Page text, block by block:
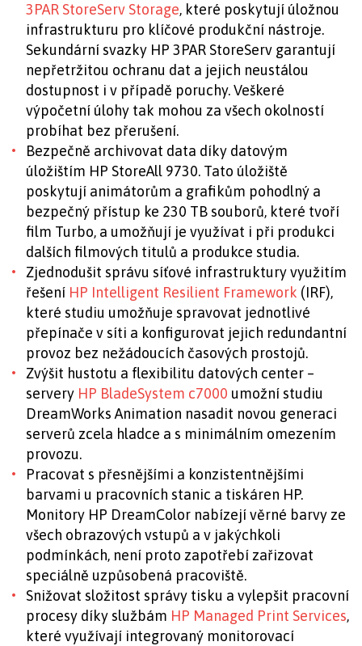
3PAR StoreServ Storage, které poskytují úložnou
infrastrukturu pro klíčové produkční nástroje.
Sekundární svazky HP 3PAR StoreServ garantují
nepřetržitou ochranu dat a jejich neustálou
dostupnost i v případě poruchy. Veškeré
výpočetní úlohy tak mohou za všech okolností
probíhat bez přerušení.
Bezpečně archivovat data díky datovým
úložištím HP StoreAll 9730. Tato úložiště
poskytují animátorům a grafikům pohodlný a
bezpečný přístup ke 230 TB souborů, které tvoří
film Turbo, a umožňují je využívat i při produkci
dalších filmových titulů a produkce studia.
Zjednodušit správu síťové infrastruktury využitím
řešení HP Intelligent Resilient Framework (IRF),
které studiu umožňuje spravovat jednotlivé
přepínače v síti a konfigurovat jejich redundantní
provoz bez nežádoucích časových prostojů.
Zvýšit hustotu a flexibilitu datových center –
servery HP BladeSystem c7000 umožní studiu
DreamWorks Animation nasadit novou generaci
serverů zcela hladce a s minimálním omezením
provozu.
Pracovat s přesnějšími a konzistentnějšími
barvami u pracovních stanic a tiskáren HP.
Monitory HP DreamColor nabízejí věrné barvy ze
všech obrazových vstupů a v jakýchkoli
podmínkách, není proto zapotřebí zařizovat
speciálně uzpůsobená pracoviště.
Snižovat složitost správy tisku a vylepšit pracovní
procesy díky službám HP Managed Print Services,
které využívají integrovaný monitorovací